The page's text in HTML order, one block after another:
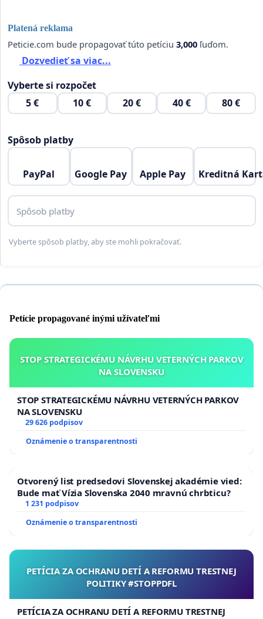
Platená reklama
Peticie.com bude propagovať túto petíciu 3,000 ľuďom.
Dozvedieť sa viac...
Vyberte si rozpočet
5 €
10 € 20 € 40 € 80 €
Spôsob platby
PayPal Google Pay Apple Pay Kreditná
Spôsob platby
Vyberte spôsob platby, aby ste mohli pokračovať.
Petície propagované inými užívateľmi
STOP STRATEGICKÉMU NÁVRHU VETERNÝCH PARKOV
NA SLOVENSKU
STOP STRATEGICKÉMU NÁVRHU VETERNÝCH PARKOV
NA SLOVENSKU
29 626 podpisov
Oznámenie o transparentnosti
Otvorený list predsedovi Slovenskej akadémie vied:
Bude mať Vízia Slovenska 2040 mravnú chrbticu?
1 231 podpisov
Oznámenie o transparentnosti
PETÍCIA ZA OCHRANU DETÍ A REFORMU TRESTNEJ
POLITIKY #STOPPDFL
PETÍCIA ZA OCHRANU DETÍ A REFORMU TRESTNEJ